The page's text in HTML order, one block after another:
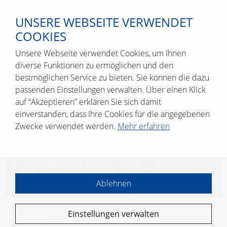
02.07.2025
UNSERE WEBSEITE VERWENDET
COOKIES
Unsere Webseite verwendet Cookies, um Ihnen
diverse Funktionen zu ermöglichen und den
bestmöglichen Service zu bieten. Sie können die dazu
passenden Einstellungen verwalten. Über einen Klick
auf “Akzeptieren” erklären Sie sich damit
einverstanden, dass Ihre Cookies für die angegebenen
Zwecke verwendet werden. Mehr erfahren
Ablehnen
Einstellungen verwalten